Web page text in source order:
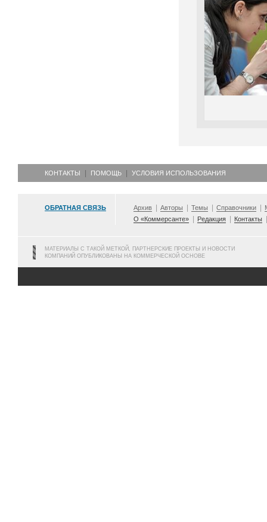
КОНТАКТЫ ПОМОЩЬ УСЛОВИЯ ИСПОЛЬЗОВАНИЯ
ОБРАТНАЯ СВЯЗЬ Архив Авторы Темы Справочники
О «Коммерсанте»
Редакция Контакты
МАТЕРИАЛЫ С ТАКОЙ МЕТКОЙ, ПАРТНЕРСКИЕ ПРОЕКТЫ И НОВОСТИ
КОМПАНИЙ ОПУБЛИКОВАНЫ НА КОММЕРЧЕСКОЙ ОСНОВЕ